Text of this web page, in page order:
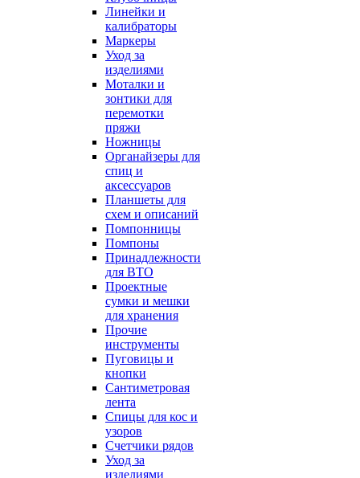
Линейки и
калибраторы
Маркеры
Уход за
изделиями
Моталки и
зонтики для
перемотки
пряжи
Ножницы
Органайзеры для
спиц и
аксессуаров
Планшеты для
схем и описаний
Помпонницы
Помпоны
Принадлежности
для ВТО
Проектные
сумки и мешки
для хранения
Прочие
инструменты
Пуговицы и
кнопки
Сантиметровая
лента
Спицы для кос и
узоров
Счетчики рядов
Уход за
изделиями